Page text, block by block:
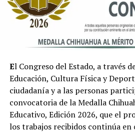
El Congreso del Estado, a través
Educación, Cultura Física y
ciudadanía y a las personas
convocatoria de la Medalla
Educativo, Edición 2026, que el
los trabajos recibidos continúa en